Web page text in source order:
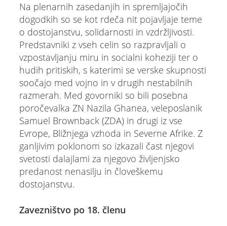
Na plenarnih zasedanjih in spremljajočih
dogodkih so se kot rdeča nit pojavljaje teme
o dostojanstvu, solidarnosti in vzdržljivosti.
Predstavniki z vseh celin so razpravljali o
vzpostavljanju miru in socialni koheziji ter o
hudih pritiskih, s katerimi se verske skupnosti
soočajo med vojno in v drugih nestabilnih
razmerah. Med govorniki so bili posebna
poročevalka ZN Nazila Ghanea, veleposlanik
Samuel Brownback (ZDA) in drugi iz vse
Evrope, Bližnjega vzhoda in Severne Afrike. Z
ganljivim poklonom so izkazali čast njegovi
svetosti dalajlami za njegovo življenjsko
predanost nenasilju in človeškemu
dostojanstvu.
Zavezništvo po 18. členu